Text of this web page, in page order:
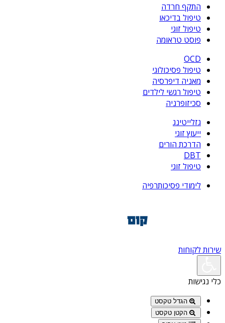
התקף חרדה
טיפול בדיכאו
טיפול זוגי
פוסט טראומה
OCD
טיפול פסיכולוגי
מאניה דיפרסיה
טיפול רגשי לילדים
סכיזופרניה
גזלייטינג
ייעוץ זוגי
הדרכת הורים
DBT
טיפול זוגי
לימודי פסיכותרפיה
שירות לקוחות
כלי נגישות
הגדל טקסט
הקטן טקסט